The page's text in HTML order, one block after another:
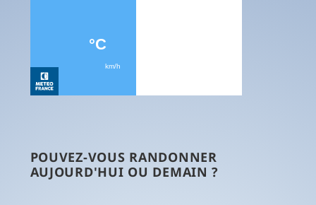
POUVEZ-VOUS RANDONNER
AUJOURD'HUI OU DEMAIN ?